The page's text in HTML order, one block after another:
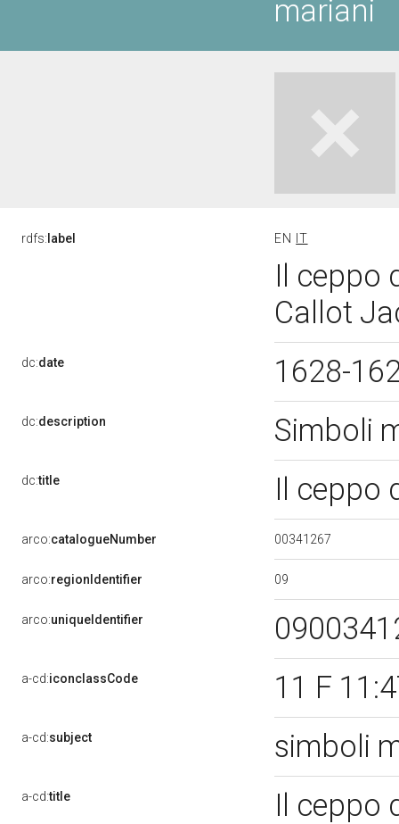
mariani
rdfs: label EN IT
Il ceppo
Callot
dc:date 1628-
dc:description Simboli
dc:title Il ceppo
arco:catalogueNumber 00341267
arco:regionIdentifier 09
arco:uniqueIdentifier
a-cd:iconclassCode 11 F
a-cd:subject simboli
a-cd:title Il ceppo